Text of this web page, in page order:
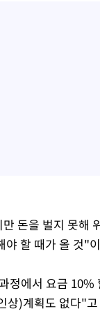
돈을 벌지 못해
할 때가 올 것"
정에서 요금
상)계획도 없다"